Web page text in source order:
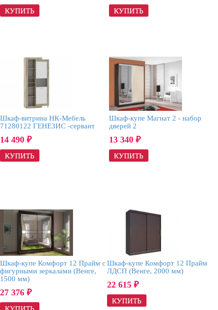
Шкаф-витрина НК-Мебель
71280122 ГЕНЕЗИС -сервант
14 490 ₽
Шкаф-купе Магнат 2 - набор
дверей 2
13 340 ₽
Шкаф-купе Комфорт 12 Прайм с
фигурными зеркалами (Венге,
1500 мм)
27 376 ₽
Шкаф-купе Комфорт 12 Прайм
ЛДСП (Венге, 2000 мм)
22 615 ₽